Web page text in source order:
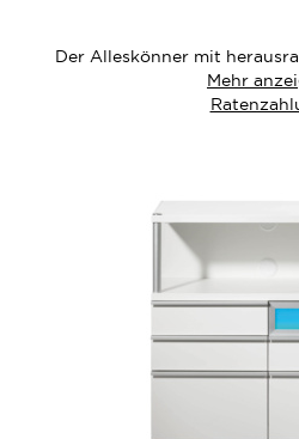
Der Alleskönner mit
Mehr